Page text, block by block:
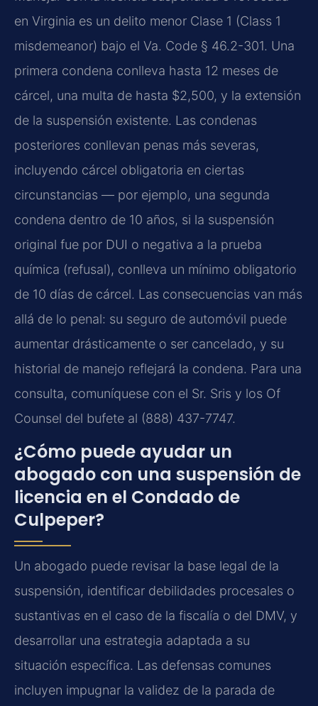
en Virginia es un delito menor Clase 1 (Class 1
misdemeanor) bajo el Va. Code § 46.2-301. Una
primera condena conlleva hasta 12 meses de
cárcel, una multa de hasta $2,500, y la extensión
de la suspensión existente. Las condenas
posteriores conllevan penas más severas,
incluyendo cárcel obligatoria en ciertas
circunstancias — por ejemplo, una segunda
condena dentro de 10 años, si la suspensión
original fue por DUI o negativa a la prueba
química (refusal), conlleva un mínimo obligatorio
de 10 días de cárcel. Las consecuencias van más
allá de lo penal: su seguro de automóvil puede
aumentar drásticamente o ser cancelado, y su
historial de manejo reflejará la condena. Para una
consulta, comuníquese con el Sr. Sris y los Of
Counsel del bufete al (888) 437-7747.
¿Cómo puede ayudar un
abogado con una suspensión de
licencia en el Condado de
Culpeper?
Un abogado puede revisar la base legal de la
suspensión, identificar debilidades procesales o
sustantivas en el caso de la fiscalía o del DMV, y
desarrollar una estrategia adaptada a su
situación específica. Las defensas comunes
incluyen impugnar la validez de la parada de